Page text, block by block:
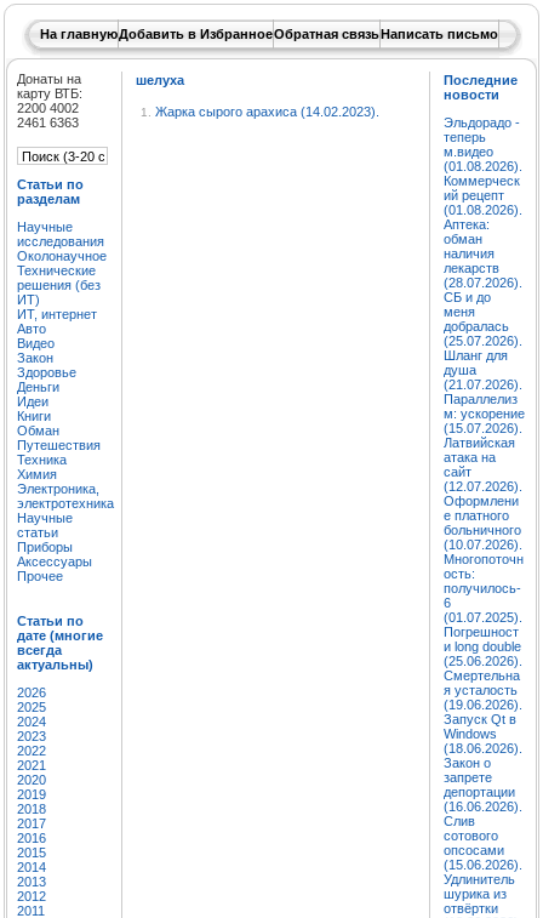
На главнуюДобавить в ИзбранноеОбратная связьНаписать письмо
Донаты на
карту ВТБ:
2200 4002
2461 6363
Статьи по
разделам
Научные
исследования
Околонаучное
Технические
решения (без
ИТ)
ИТ, интернет
Авто
Видео
Закон
Здоровье
Деньги
Идеи
Книги
Обман
Путешествия
Техника
Химия
Электроника,
электротехника
Научные
статьи
Приборы
Аксессуары
Прочее
Статьи по
дате (многие
всегда
актуальны)
2026
2025
2024
2023
2022
2021
2020
2019
2018
2017
2016
2015
2014
2013
2012
2011
шелуха
1. Жарка сырого арахиса (14.02.2023).
Последние
новости
Эльдорадо -
теперь
м.видео
(01.08.2026).
Коммерческ
ий рецепт
(01.08.2026).
Аптека:
обман
наличия
лекарств
(28.07.2026).
СБ и до
меня
добралась
(25.07.2026).
Шланг для
душа
(21.07.2026).
Параллелиз
м: ускорение
(15.07.2026).
Латвийская
атака на
сайт
(12.07.2026).
Оформлени
е платного
больничного
(10.07.2026).
Многопоточн
ость:
получилось-
6
(01.07.2025).
Погрешност
и long double
(25.06.2026).
Смертельна
я усталость
(19.06.2026).
Запуск Qt в
Windows
(18.06.2026).
Закон о
запрете
депортации
(16.06.2026).
Слив
сотового
опсосами
(15.06.2026).
Удлинитель
шурика из
отвёртки